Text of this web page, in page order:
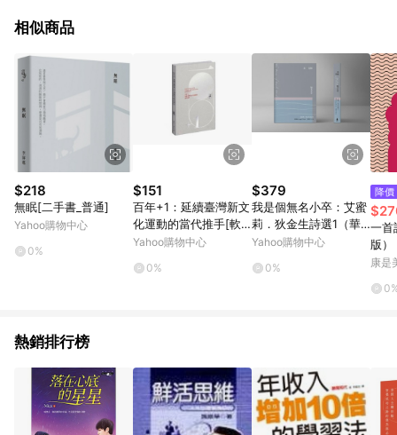
的購回饋活動享Yahoo超贈點回饋者 - 購物中心商店之商品：商
3. 訂單回饋金額將扣除運費/購物金/超贈點/福利金/紅利折抵/折
價券等虛擬貨幣折抵 4. 大宗採購或批發轉賣不具回饋資格： 如
有相關事證認定您為大宗採購、批發轉賣而非最終消費使用者，
相關認定以Yahoo購物中心之認定為準
相似商品
$218
無眠[二手書_普通]
Yahoo購物中心
0%
$151
百年+1：延續臺灣新文
化運動的當代推手[軟
精裝][二手書_良好]
Yahoo購物中心
0%
$379
我是個無名小卒：艾蜜
莉．狄金生詩選1（華
文世界最佳詮釋本．修
Yahoo購物中心
0%
降價
一首
版）
康是
熱銷排行榜